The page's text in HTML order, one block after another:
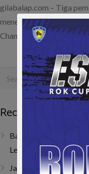
gilabalap.com – Tiga
menegaskan
Champion of the Future…
Recent Posts
Baru Dua Bulan
Lenka Junior Cup Prix
Jatuh, Bangkit, Juara!